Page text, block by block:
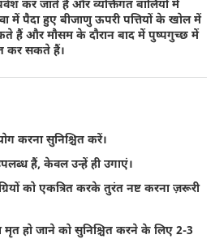
कर जाते हैं और व्यक्तिगत बालियों में
में पैदा हुए बीजाणु ऊपरी पत्तियों के खोल में
हैं और मौसम के दौरान बाद में पुष्पगुच्छ में
कर सकते हैं।
करना सुनिश्चित करें।
हैं, केवल उन्हें ही उगाएं।
को एकत्रित करके तुरंत नष्ट करना ज़रूरी
मृत हो जाने को सुनिश्चित करने के लिए 2-3